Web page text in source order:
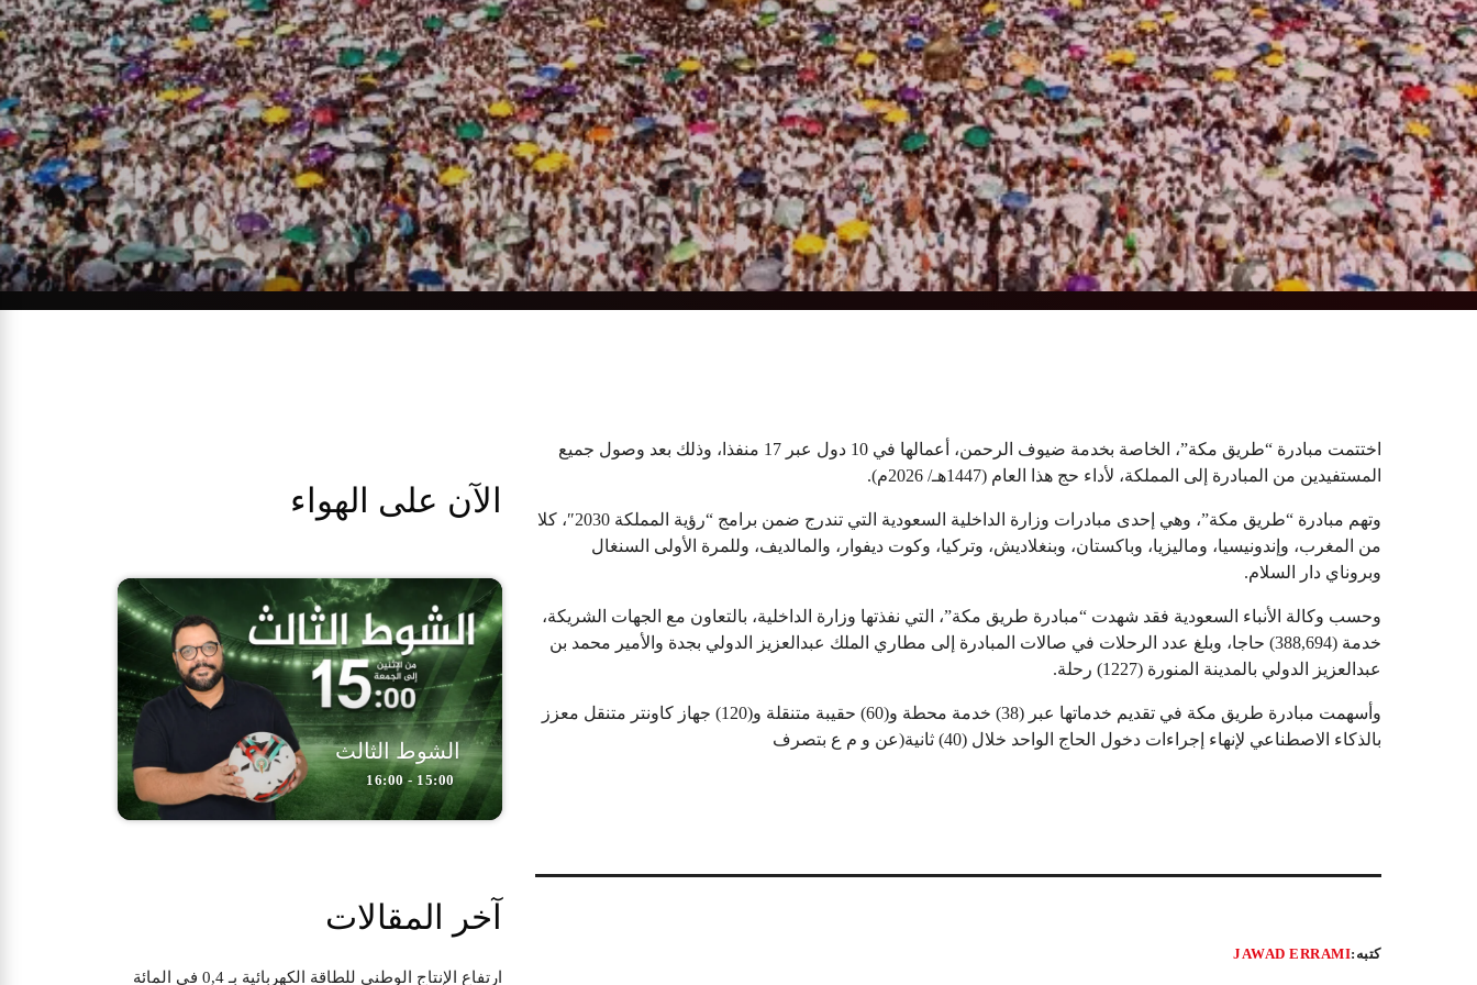
اختتمت مبادرة “طريق مكة”، الخاصة بخدمة ضيوف الرحمن، أعمالها في 10 دول عبر 17 منفذا، وذلك بعد وصول جميع
المستفيدين من المبادرة إلى المملكة، لأداء حج هذا العام (1447هـ/ 2026م).
وتهم مبادرة “طريق مكة”، وهي إحدى مبادرات وزارة الداخلية السعودية التي تندرج ضمن برامج “رؤية المملكة 2030″، كلا
من المغرب، وإندونيسيا، وماليزيا، وباكستان، وبنغلاديش، وتركيا، وكوت ديفوار، والمالديف، وللمرة الأولى السنغال
وبروناي دار السلام.
وحسب وكالة الأنباء السعودية فقد شهدت “مبادرة طريق مكة”، التي نفذتها وزارة الداخلية، بالتعاون مع الجهات الشريكة،
خدمة (388,694) حاجا، وبلغ عدد الرحلات في صالات المبادرة إلى مطاري الملك عبدالعزيز الدولي بجدة والأمير محمد بن
عبدالعزيز الدولي بالمدينة المنورة (1227) رحلة.
وأسهمت مبادرة طريق مكة في تقديم خدماتها عبر (38) خدمة محطة و(60) حقيبة متنقلة و(120) جهاز كاونتر متنقل معزز
بالذكاء الاصطناعي لإنهاء إجراءات دخول الحاج الواحد خلال (40) ثانية(عن و م ع بتصرف
كتبه:JAWAD ERRAMI
الآن على الهواء
الشوط الثالث
15:00 - 16:00
آخر المقالات
ارتفاع الإنتاج الوطني للطاقة الكهربائية بـ 0,4 في المائة